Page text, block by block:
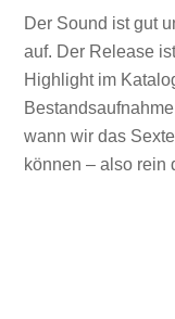
Der Sound ist gut
auf. Der Release
Highlight im
wann wir das
können – also rein